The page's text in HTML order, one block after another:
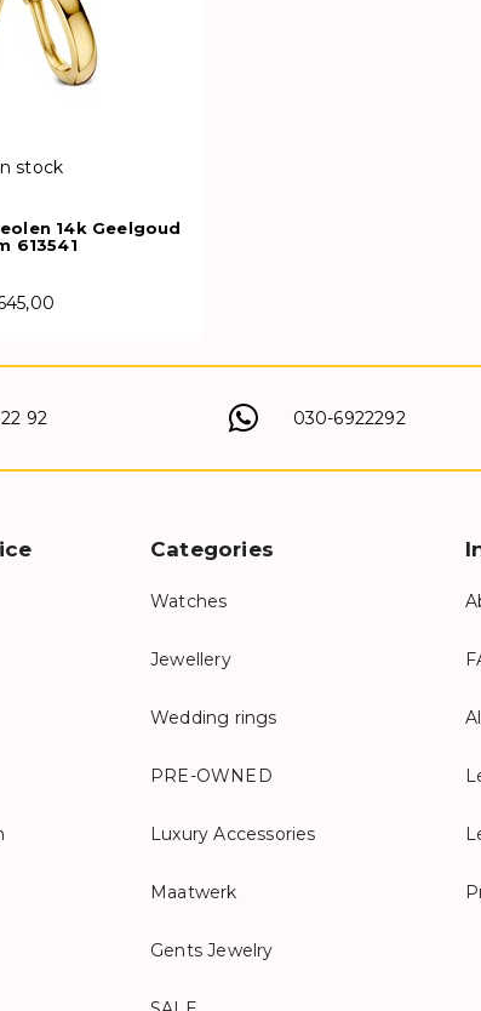
stock
14k Geelgoud
613541
92 030-6922292
Categories
Watches
Jewellery
Wedding rings
PRE-OWNED
Luxury Accessories
Maatwerk
Gents Jewelry